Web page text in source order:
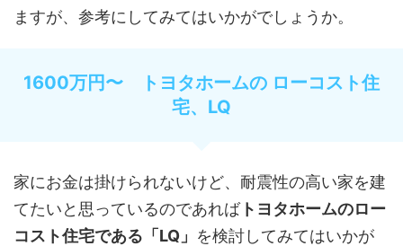
ますが、参考にしてみてはいかがでしょうか。
1600万円〜 トヨタホームの ローコスト住
宅、LQ
家にお金は掛けられないけど、耐震性の高い家を建
てたいと思っているのであればトヨタホームのロー
コスト住宅である「LQ」 を検討してみてはいかが